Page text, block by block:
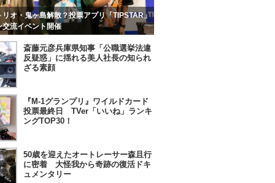
リオ・鬼ヶ島解散？投票アプリ「TIPSTAR」
交流イベント開催
斎藤元彦兵庫県知事「公職選挙法違
反疑惑」に揺れる美人社長の知られ
ざる素顔
『M-1グランプリ』ワイルドカード
投票最終日 TVer「いいね」ランキ
ングTOP30！
50歳を迎えたオートレーサー森且行
に密着 大怪我から奇跡の復活ドキ
ュメンタリー